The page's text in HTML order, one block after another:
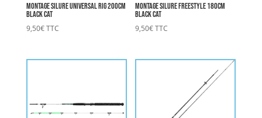
Montage Silure Universal Rig 200cm
BLACK CAT
9,50€TTC
Montage Silure Freestyle 180cm
BLACK CAT
9,50€TTC